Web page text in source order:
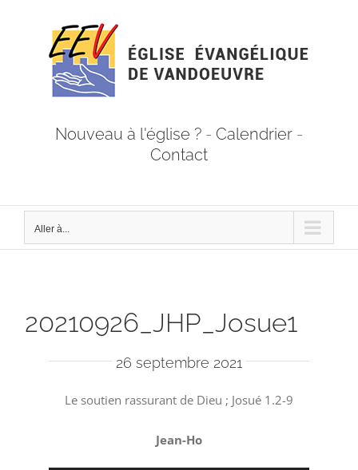
Nouveau à l'église ? - Calendrier -
Contact
Aller à...
20210926_JHP_Josue1
26 septembre 2021
Le soutien rassurant de Dieu ; Josué 1.2-9
Jean-Ho